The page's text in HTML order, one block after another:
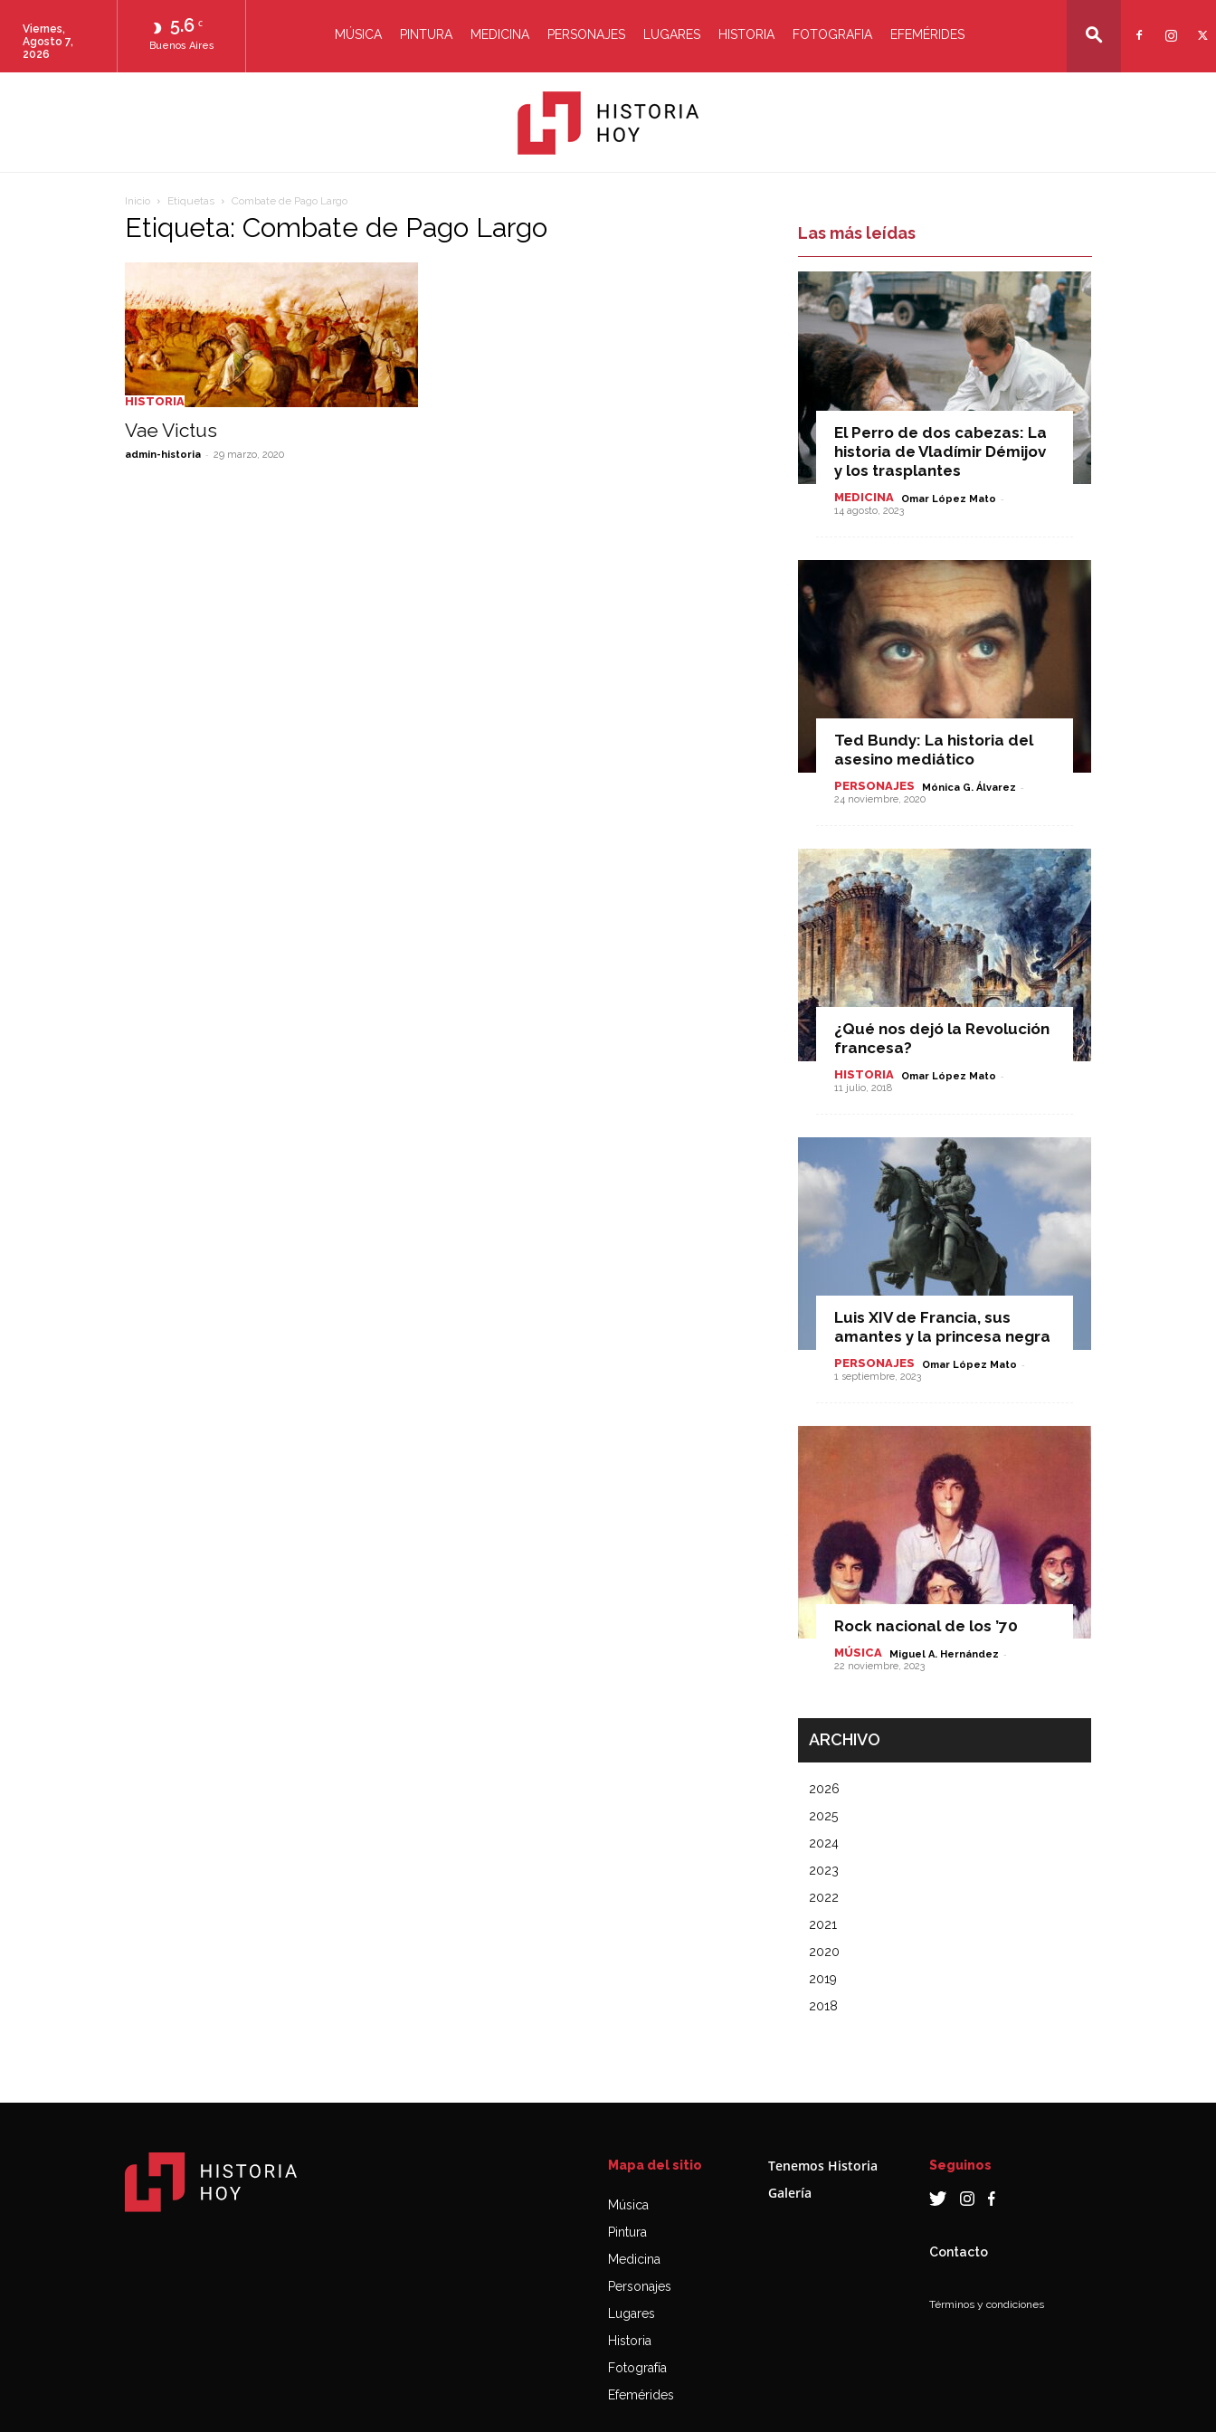
5.6 C
Buenos Aires
Viernes,
Agosto 7,
2026
MÚSICA PINTURA MEDICINA PERSONAJES LUGARES HISTORIA FOTOGRAFIA EFEMÉRIDES
Inicio Etiquetas Combate de Pago Largo
Etiqueta: Combate de Pago Largo
HISTORIA
Vae Victus
admin-historia - 29 marzo, 2020
Las más leídas
El Perro de dos cabezas: La
historia de Vladímir Démijov
y los trasplantes
MEDICINA Omar López Mato -
14 agosto, 2023
Ted Bundy: La historia del
asesino mediático
PERSONAJES Mónica G. Álvarez -
24 noviembre, 2020
¿Qué nos dejó la Revolución
francesa?
HISTORIA Omar López Mato -
11 julio, 2018
Luis XIV de Francia, sus
amantes y la princesa negra
PERSONAJES Omar López Mato -
1 septiembre, 2023
Rock nacional de los ’70
MÚSICA Miguel A. Hernández -
22 noviembre, 2023
ARCHIVO
2026
2025
2024
2023
2022
2021
2020
2019
2018
Mapa del sitio
Música
Pintura
Medicina
Personajes
Lugares
Historia
Fotografía
Efemérides
Tenemos Historia
Galería
Seguinos
Contacto
Términos y condiciones